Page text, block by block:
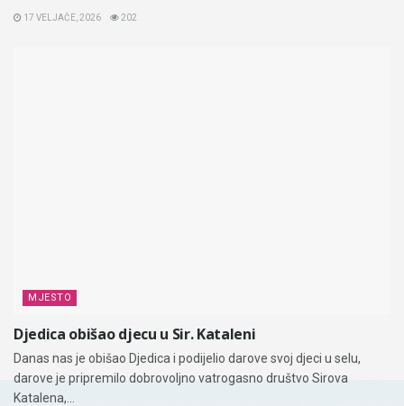
17 VELJAČE, 2026 202
MJESTO
Djedica obišao djecu u Sir. Kataleni
Danas nas je obišao Djedica i podijelio darove svoj djeci u selu,
darove je pripremilo dobrovoljno vatrogasno društvo Sirova
Katalena,...